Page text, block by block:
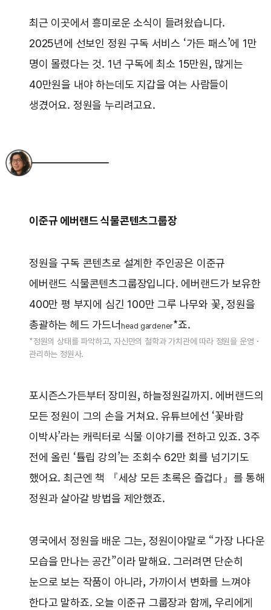
최근 이곳에서 흥미로운 소식이 들려왔습니다.
2025년에 선보인 정원 구독 서비스 ‘가든 패스’에 1만
명이 몰렸다는 것. 1년 구독에 최소 15만원, 많게는
40만원을 내야 하는데도 지갑을 여는 사람들이
생겼어요. 정원을 누리려고요.
이준규 에버랜드 식물콘텐츠그룹장
정원을 구독 콘텐츠로 설계한 주인공은 이준규
에버랜드 식물콘텐츠그룹장입니다. 에버랜드가 보유한
400만 평 부지에 심긴 100만 그루 나무와 꽃, 정원을
총괄하는 헤드 가드너 head gardener*죠.
*정원의 상태를 파악하고, 자신만의 철학과 가치관에 따라 정원을 운영・
관리하는 정원사.
포시즌스가든부터 장미원, 하늘정원길까지. 에버랜드의
모든 정원이 그의 손을 거쳐요. 유튜브에선 ‘꽃바람
이박사’라는 캐릭터로 식물 이야기를 전하고 있죠. 3주
전에 올린 ‘튤립 강의’는 조회수 62만 회를 넘기기도
했어요. 최근엔 책 『세상 모든 초록은 즐겁다』를 통해
정원과 살아갈 방법을 제안했죠.
영국에서 정원을 배운 그는, 정원이야말로 “가장 나다운
모습을 만나는 공간”이라 말해요. 그러려면 단순히
눈으로 보는 작품이 아니라, 가까이서 변화를 느껴야
한다고 말하죠. 오늘 이준규 그룹장과 함께, 우리에게